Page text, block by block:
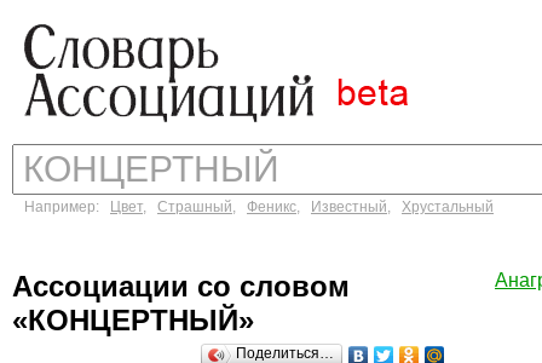
Например: Цвет, Страшный, Феникс, Известный, Хрустальный
Ассоциации со словом
«КОНЦЕРТНЫЙ»
Поделиться…